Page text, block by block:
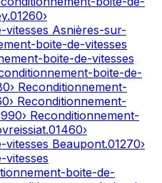
.01260›
vitesses Asnières-sur-
boite-de-vitesses
boite-de-vitesses
boite-de-
› Reconditionnement-
› Reconditionnement-
› Reconditionnement-
.01460›
vitesses Beaupont.01270›
vitesses
boite-de-